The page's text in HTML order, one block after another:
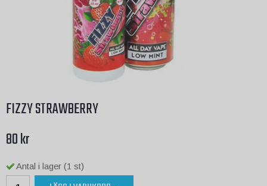
FIZZY STRAWBERRY
80 kr
Antal i lager (1 st)